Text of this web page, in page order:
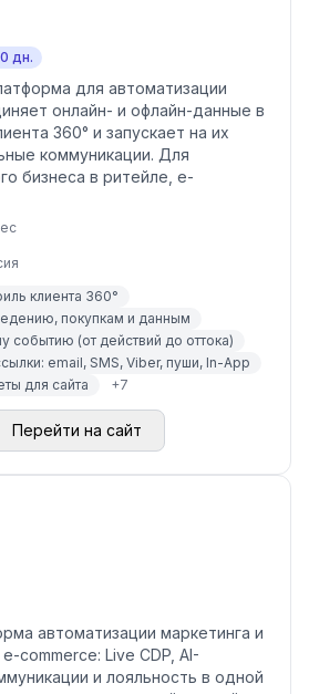
дн.
для автоматизации
онлайн- и офлайн-данные в
360° и запускает на их
коммуникации. Для
бизнеса в ритейле, e-
клиента 360°
покупкам и данным
событию (от действий до оттока)
email, SMS, Viber, пуши, In-App
для сайта
+7
Перейти на сайт
автоматизации маркетинга и
commerce: Live CDP, AI-
и лояльность в одной